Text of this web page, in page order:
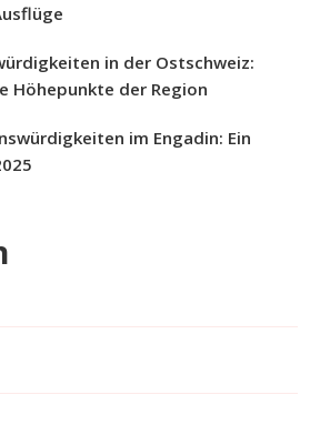
in der Ostschweiz:
Höhepunkte der Region
im Engadin: Ein